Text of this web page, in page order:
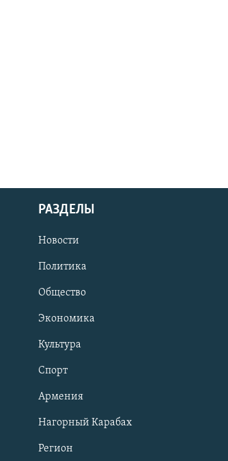
РАЗДЕЛЫ
Новости
Политика
Общество
Экономика
Культура
Спорт
Армения
Нагорный Карабах
Регион